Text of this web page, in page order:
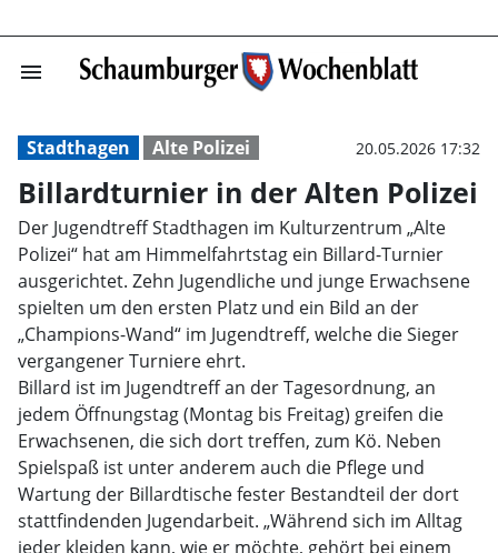
menu Billardturnier in
Stadthagen Alte Polizei 20.05.2026 17:32
Billardturnier in der Alten Polizei
Der Jugendtreff Stadthagen im Kulturzentrum „Alte
Polizei“ hat am Himmelfahrtstag ein Billard-Turnier
ausgerichtet. Zehn Jugendliche und junge Erwachsene
spielten um den ersten Platz und ein Bild an der
„Champions-Wand“ im Jugendtreff, welche die Sieger
vergangener Turniere ehrt.
Billard ist im Jugendtreff an der Tagesordnung, an
jedem Öffnungstag (Montag bis Freitag) greifen die
Erwachsenen, die sich dort treffen, zum Kö. Neben
Spielspaß ist unter anderem auch die Pflege und
Wartung der Billardtische fester Bestandteil der dort
stattfindenden Jugendarbeit. „Während sich im Alltag
jeder kleiden kann, wie er möchte, gehört bei einem